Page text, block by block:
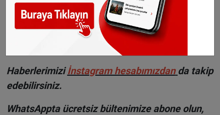
©Sonhaber.eu
Ray Hennesey - Unsplash
Haberlerimizi İnstagram hesabımızdan da takip
edebilirsiniz.
WhatsAppta ücretsiz bültenimize abone olun,